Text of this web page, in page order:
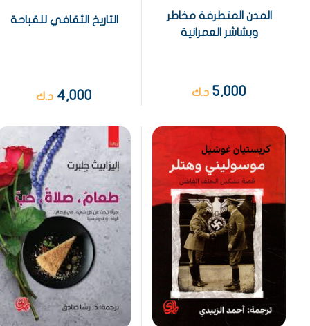
المدن المتطرفة مخاطر
وبشاشر العمرانية
5,000 د.ك
التاريخ الثقافي للقباحة
4,000 د.ك